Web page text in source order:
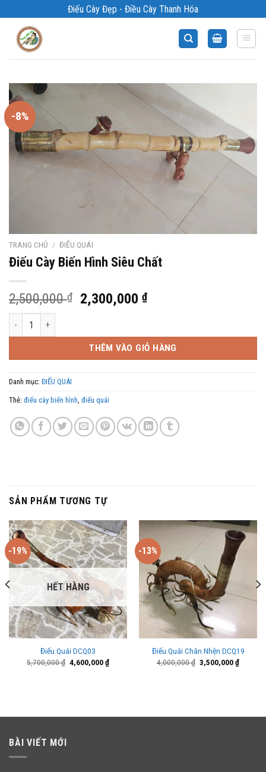
qua
Điếu Cày Đẹp - Điều Cày Thanh Hóa
-8%
TRANG CHỦ / ĐIẾU QUÁI
Điếu Cày Biến Hình Siêu Chất
2,500,000₫
Giá
2,500,000 ₫.
2,300,000₫Giá
là:
2,300,000 ₫.
Điếu Cày Biến Hình Siêu Chất số lượng
THÊM VÀO GIỎ HÀNG
Danh mục: ĐIẾU QUÁI
Thẻ: điếu cày biến hình điếu quái
SẢN PHẨM TƯƠNG TỰ
-19%
HẾT HÀNG
Điếu Quái DCQ03
5,700,000₫ Giá
gốc
4,600,000₫Giá
-13%
Điếu Quái Chân Nhện DCQ19
4,000,000₫ Giá
gốc
3,500,000₫Giá
BÀI VIẾT MỚI